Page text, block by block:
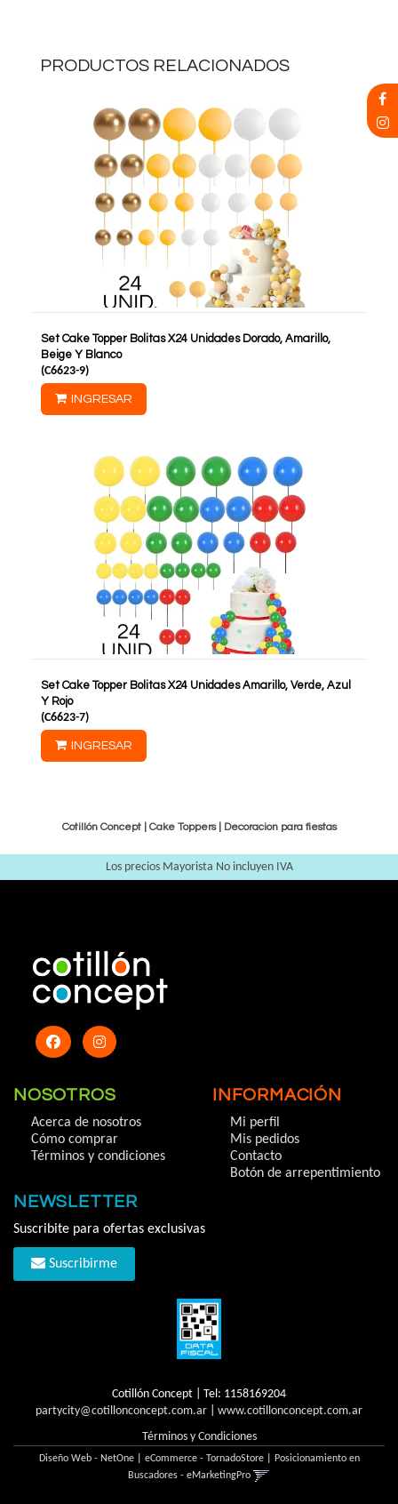
PRODUCTOS RELACIONADOS
Set Cake Topper Bolitas X24 Unidades Dorado, Amarillo,
Beige Y Blanco
(C6623-9)
INGRESAR
Set Cake Topper Bolitas X24 Unidades Amarillo, Verde, Azul
Y Rojo
(C6623-7)
INGRESAR
Cotillón Concept | Cake Toppers| Decoracion para fiestas
Los precios Mayorista No incluyen IVA
NOSOTROS
Acerca de nosotros
Cómo comprar
Términos y condiciones
INFORMACIÓN
Mi perfil
Mis pedidos
Contacto
Botón de arrepentimiento
NEWSLETTER
Suscribite para ofertas exclusivas
Suscribirme
Cotillón Concept | Tel: 1158169204
partycity@cotillonconcept.com.ar
www.cotillonconcept.com.ar
Términos y Condiciones
Diseño Web - NetOne| eCommerce - TornadoStore| Posicionamiento en
Buscadores - eMarketingPro